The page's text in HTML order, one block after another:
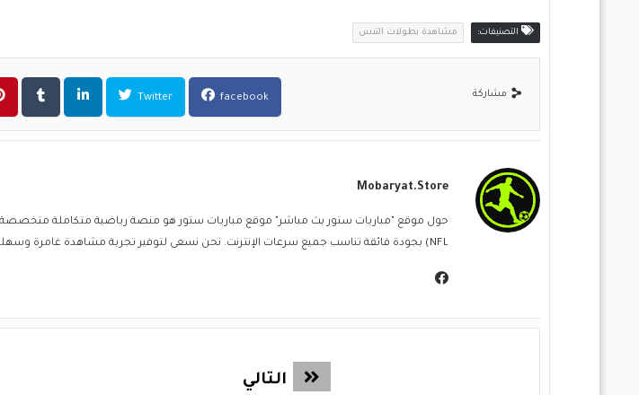
التصنيفات: مشاهدة بطولات التنس
مشاركة facebook
Twitter
Mobaryat.store
NFL) بجودة فائقة تناسب جميع سرعات الإنترنت. نحن نسعى لتوفير تجربة مشاهدة غامرة وسهلة للمشجع العربي، بعيداً عن التعقيد وبأقل قدر من الإعلانات المزعجة.
التالي